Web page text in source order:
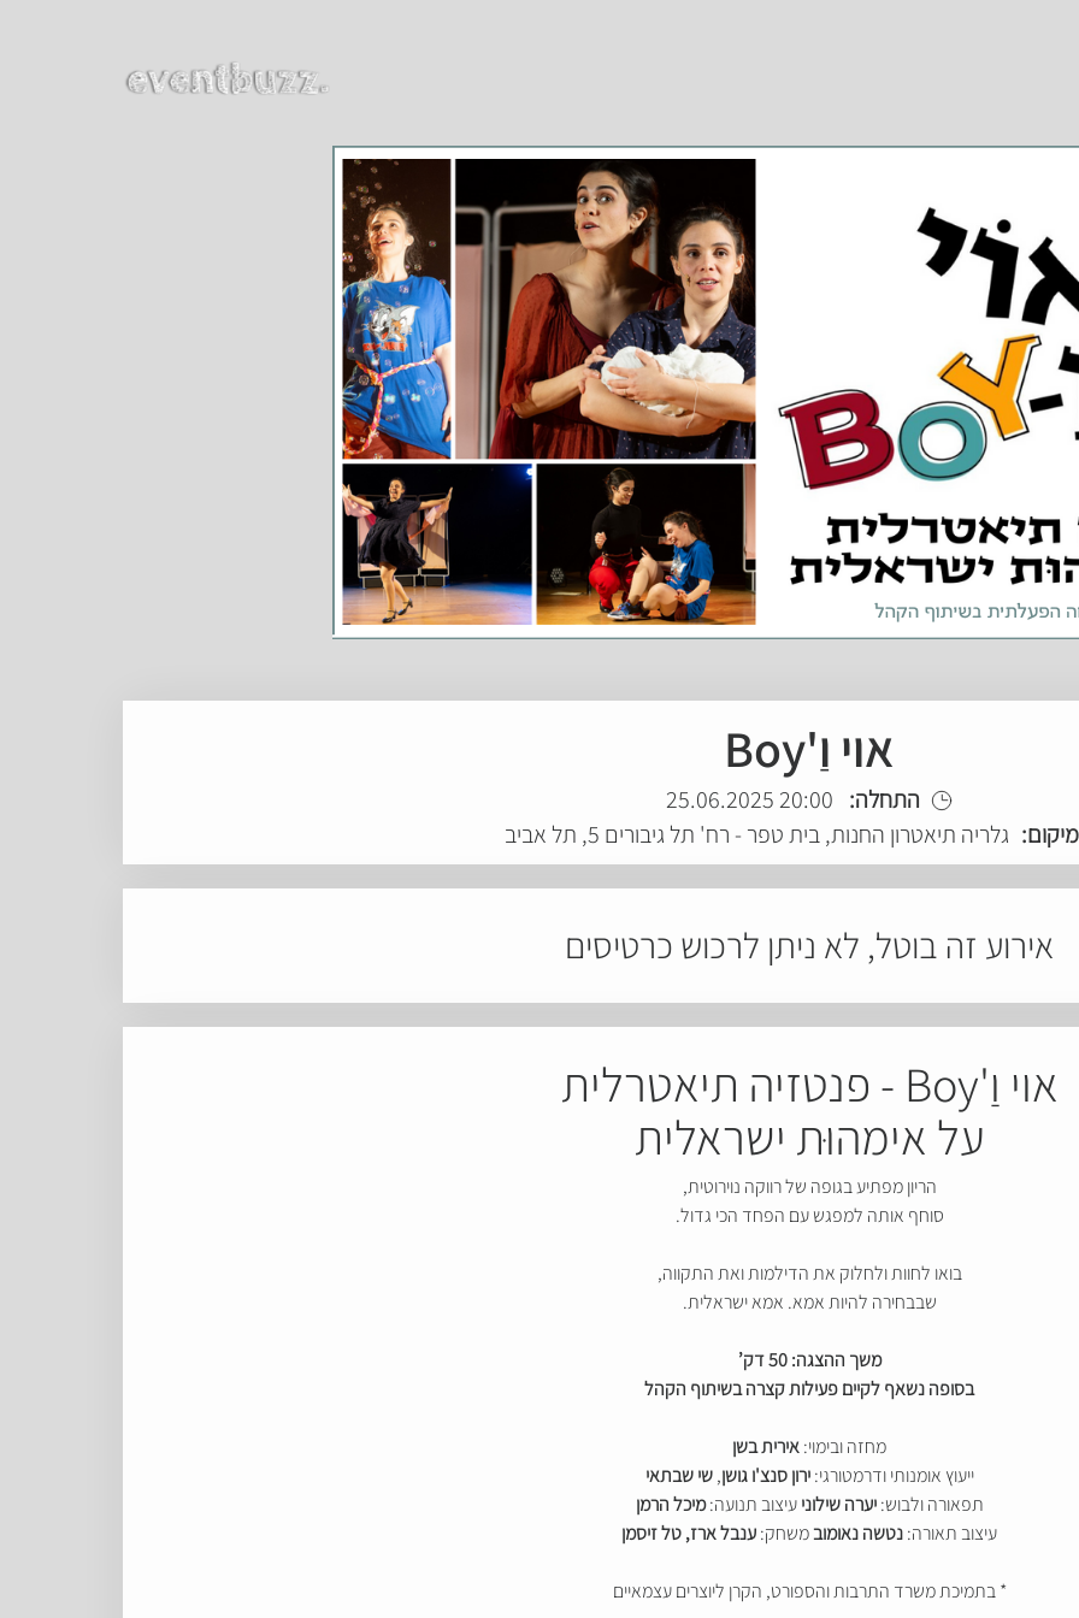
אוי וַ'Boy
התחלה: 20:00 25.06.2025
מיקום: גלריה תיאטרון החנות, בית טפר - רח' תל גיבורים 5, תל אביב
אירוע זה בוטל, לא ניתן לרכוש כרטיסים
אוי וַ'Boy - פנטזיה תיאטרלית
על אימהוּת ישראלית
הריון מפתיע בגופה של רווקה נוירוטית,
סוחף אותה למפגש עם הפחד הכי גדול.
בואו לחוות ולחלוק את הדילמות ואת התקווה,
שבבחירה להיות אמא. אמא ישראלית.
משך ההצגה: 50 דק’
בסופה נשאף לקיים פעילות קצרה בשיתוף הקהל
מחזה ובימוי:אירית בשן
ייעוץ אומנותי ודרמטורגי:ירון סנצ'ו גושן,שי שבתאי
תפאורה ולבוש:יערה שילוניעיצוב תנועה:מיכל הרמן
עיצוב תאורה:נטשה נאומובמשחק:ענבל ארז, טל זיסמן
* בתמיכת משרד התרבות והספורט, הקרן ליוצרים עצמאיים